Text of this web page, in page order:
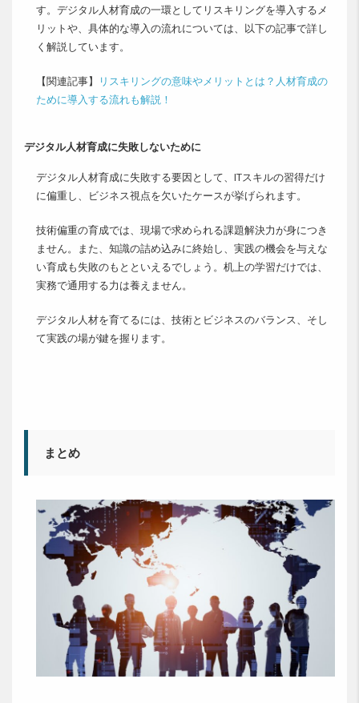
す。デジタル人材育成の一環としてリスキリングを導入するメ
リットや、具体的な導入の流れについては、以下の記事で詳し
く解説しています。
【関連記事】
リスキリングの意味やメリットとは？人材育成の
ために導入する流れも解説！
デジタル人材育成に失敗しないために
デジタル人材育成に失敗する要因として、ITスキルの習得だけ
に偏重し、ビジネス視点を欠いたケースが挙げられます。
技術偏重の育成では、現場で求められる課題解決力が身につき
ません。また、知識の詰め込みに終始し、実践の機会を与えな
い育成も失敗のもとといえるでしょう。机上の学習だけでは、
実務で通用する力は養えません。
デジタル人材を育てるには、技術とビジネスのバランス、そし
て実践の場が鍵を握ります。
まとめ